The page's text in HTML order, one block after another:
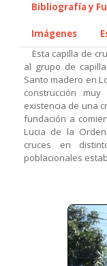
Bibliografía y
Imágenes
Esta capilla de
al grupo de
Santo madero en
construcción
existencia de una
fundación a
Lucia de la
cruces en
poblacionales